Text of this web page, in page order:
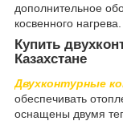
дополнительное
косвенного нагрева.
Купить
Казахстане
Двухконтурные
обеспечивать
оснащены двумя